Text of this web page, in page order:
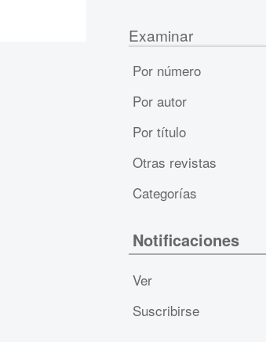
Examinar
Por número
Por autor
Por título
Otras revistas
Categorías
Notificaciones
Ver
Suscribirse